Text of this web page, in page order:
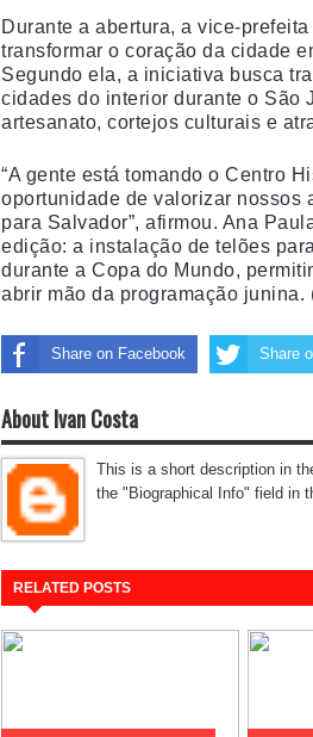
Durante a abertura, a vice-
transformar o coração da cidade
Segundo ela, a iniciativa busca
cidades do interior durante o São
artesanato, cortejos culturais e
“A gente está tomando o Centro
oportunidade de valorizar nossos
para Salvador”, afirmou. Ana
edição: a instalação de telões
durante a Copa do Mundo,
abrir mão da programação junina.
Share on Facebook Share
About Ivan Costa
This is a short description in
the "Biographical Info" field in
RELATED POSTS